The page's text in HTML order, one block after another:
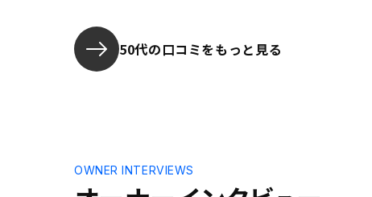
50代の口コミをもっと見る
OWNER INTERVIEWS